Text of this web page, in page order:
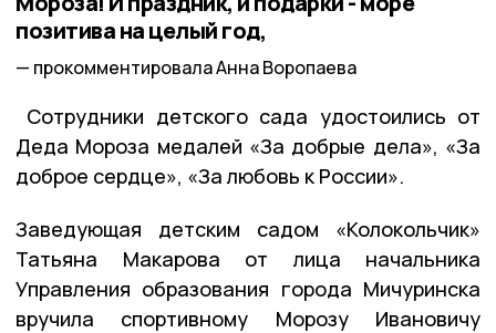
позитива на целый год,
прокомментировала Анна Воропаева
Сотрудники детского сада удостоились от
Деда Мороза медалей «За добрые дела», «За
доброе сердце», «За любовь к России».
Заведующая детским садом «Колокольчик»
Татьяна Макарова от лица начальника
Управления образования города Мичуринска
вручила спортивному Морозу Ивановичу